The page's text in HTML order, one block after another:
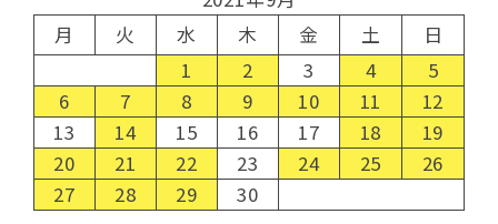
月
火 水 木 金 土
日
1
2 3 4
5
6
7 8 9 10 11
12
13
14 15 16 17 18
19
20
21 22 23 24 25
26
27
28 29 30